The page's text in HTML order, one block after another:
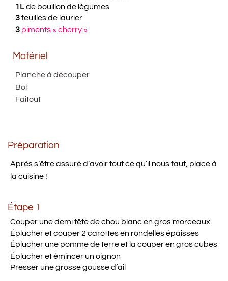
1Lde bouillon de légumes
3feuilles de laurier
3 piments « cherry »
Matériel
Planche à découper
Bol
Faitout
Préparation
Après s’être assuré d’avoir tout ce qu’il nous faut, place à
la cuisine !
Étape 1
Couper une demi tête de chou blanc en gros morceaux
Éplucher et couper 2 carottes en rondelles épaisses
Éplucher une pomme de terre et la couper en gros cubes
Éplucher et émincer un oignon
Presser une grosse gousse d’ail